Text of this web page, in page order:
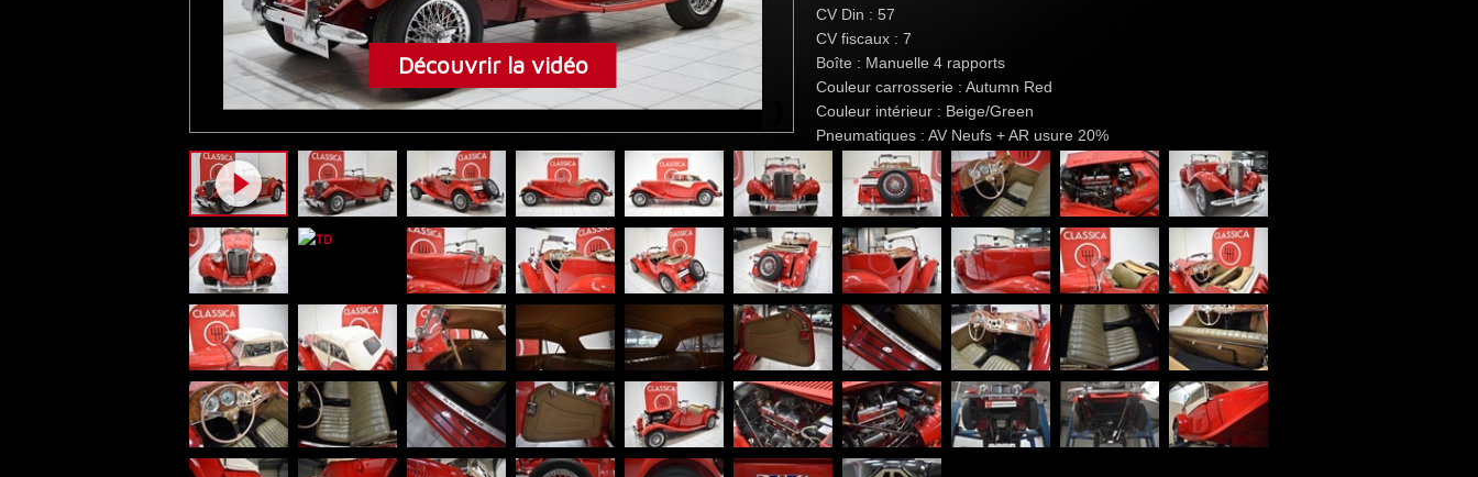
Découvrir la vidéo
CV Din : 57
CV fiscaux : 7
Boîte : Manuelle 4 rapports
Couleur carrosserie : Autumn Red
Couleur intérieur : Beige/Green
Pneumatiques : AV Neufs + AR usure 20%